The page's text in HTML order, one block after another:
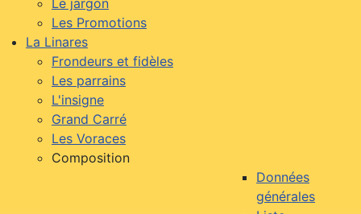
Le jargon
Les Promotions
La Linares
Frondeurs et fidèles
Les parrains
L'insigne
Grand Carré
Les Voraces
Composition
Données
générales